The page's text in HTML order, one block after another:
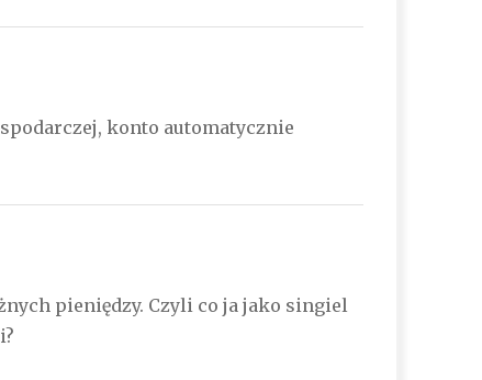
konto automatycznie
pieniędzy. Czyli co ja jako singiel